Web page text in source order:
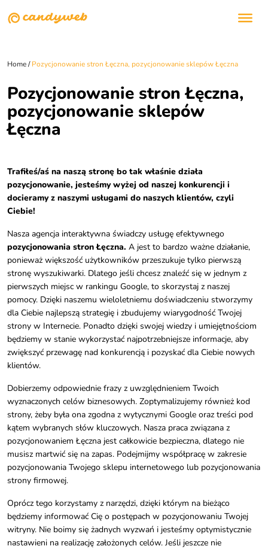
Home/Pozycjonowanie stron Łęczna, pozycjonowanie sklepów Łęczna
Pozycjonowanie stron Łęczna,
pozycjonowanie sklepów
Łęczna
Trafiłeś/aś na naszą stronę bo tak właśnie działa
pozycjonowanie, jesteśmy wyżej od naszej konkurencji i
docieramy z naszymi usługami do naszych klientów, czyli
Ciebie!
Nasza agencja interaktywna świadczy usługę efektywnego
pozycjonowania stron Łęczna. A jest to bardzo ważne działanie,
ponieważ większość użytkowników przeszukuje tylko pierwszą
stronę wyszukiwarki. Dlatego jeśli chcesz znaleźć się w jednym z
pierwszych miejsc w rankingu Google, to skorzystaj z naszej
pomocy. Dzięki naszemu wieloletniemu doświadczeniu stworzymy
dla Ciebie najlepszą strategię i zbudujemy wiarygodność Twojej
strony w Internecie. Ponadto dzięki swojej wiedzy i umiejętnościom
będziemy w stanie wykorzystać najpotrzebniejsze informacje, aby
zwiększyć przewagę nad konkurencją i pozyskać dla Ciebie nowych
klientów.
Dobierzemy odpowiednie frazy z uwzględnieniem Twoich
wyznaczonych celów biznesowych. Zoptymalizujemy również kod
strony, żeby była ona zgodna z wytycznymi Google oraz treści pod
kątem wybranych słów kluczowych. Nasza praca związana z
pozycjonowaniem Łęczna jest całkowicie bezpieczna, dlatego nie
musisz martwić się na zapas. Podejmijmy współpracę w zakresie
pozycjonowania Twojego sklepu internetowego lub pozycjonowania
strony firmowej.
Oprócz tego korzystamy z narzędzi, dzięki którym na bieżąco
będziemy informować Cię o postępach w pozycjonowaniu Twojej
witryny. Nie boimy się żadnych wyzwań i jesteśmy optymistycznie
nastawieni na realizację założonych celów. Jeśli jeszcze nie